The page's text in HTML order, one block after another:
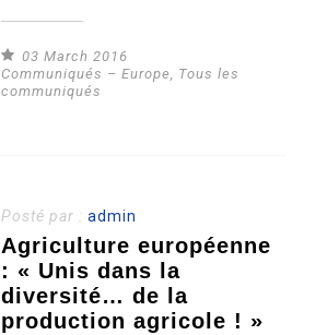
03 March 2016
Communiqués – Europe, Tous les
communiqués
Posté par :admin
Agriculture européenne
: « Unis dans la
diversité… de la
production agricole ! »